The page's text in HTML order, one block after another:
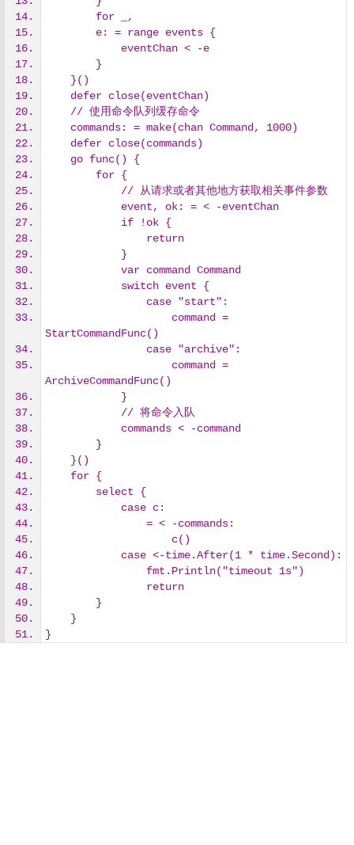
        for _,
        e: = range events {
            eventChan < -e
        }
    }()
    defer close(eventChan)
    // 使用命令队列缓存命令
    commands: = make(chan Command, 1000)
    defer close(commands)
    go func() {
        for {
            // 从请求或者其他地方获取相关事件参数
            event, ok: = < -eventChan
            if !ok {
                return
            }
            var command Command
            switch event {
                case "start":
StartCommandFunc()
                case "archive":
ArchiveCommandFunc()
            }
            // 将命令入队
            commands < -command
        }
    }()
    for {
        select {
            case c:
                = < -commands:
                    c()
            case <-time.After(1 * time.Second):
                fmt.Println("timeout 1s")
                return
        }
    }
}